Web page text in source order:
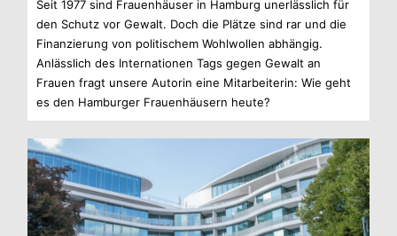
Seit 1977 sind Frau­en­häu­ser in Ham­burg uner­läss­lich für
den Schutz vor Gewalt. Doch die Plätze sind rar und die
Finan­zie­rung von poli­ti­schem Wohl­wol­len abhän­gig.
Anläss­lich des Inter­na­tio­nen Tags gegen Gewalt an
Frauen fragt unsere Autorin eine Mit­ar­bei­te­rin: Wie geht
es den Ham­bur­ger Frau­en­häu­sern heute?